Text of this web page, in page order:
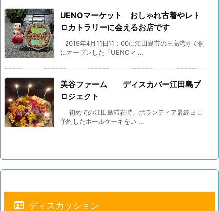
UENOマーケット おしゃれ古着やレト
ロカトラリーに会えるお店です
2019年4月11日11：00に江田島市の三高港すぐ側
にオープンした「UENOマ ...
美谷ファーム ディスカバー江田島プ
ロジェクト
初めての江田島滞在時、ボランティア最終日に
予約したホールケーキをい ...
ディスカッション